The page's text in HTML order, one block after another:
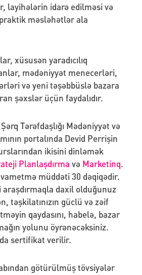
layihələrin idarə edilməsi və
məsləhətlər ala
xüsusən yaradıcılıq
mədəniyyət menecerləri,
və yeni təşəbbüslə bazara
şəxslər üçün faydalıdır.
Tərəfdaşlığı Mədəniyyət və
portalında Devid Perrişin
ikisini dinləmək
Planlaşdırma və Marketinq.
müddəti 30 dəqiqədir.
daxil olduğunuz
təşkilatınızın güclü və zəif
qaydasını, habelə, bazar
yolunu öyrənəcəksiniz.
sertifikat verilir.
götürülmüş tövsiyələr